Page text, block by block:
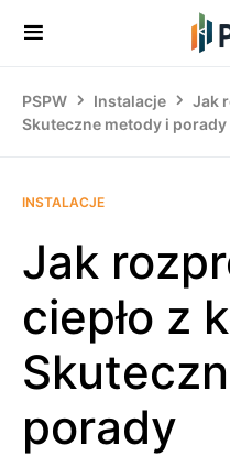
PSPW Instalacje
Jak
Skuteczne metody i porady
INSTALACJE
Jak
ciepło z
porady